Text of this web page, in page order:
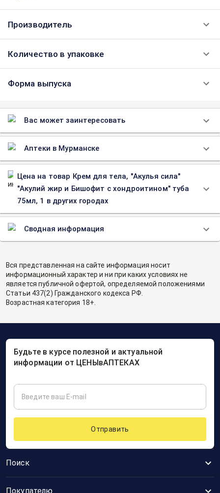
Производитель
Количество в упаковке
Форма выпуска
Вас может заинтересовать
Аптеки в Мурманске
Цена на товар Крем для тела, "Акулья сила"
"Акулий жир и Бишофит с хондроитином" туба
75мл, 1 в других городах
Сводная информация
Вся представленная на сайте информация носит
информационный характер и ни при каких условиях не
является публичной офертой, определяемой положениями
Статьи 437(2) Гражданского кодекса РФ.
Возрастная категория 18+.
Поиск
Покупателю
Будьте в курсе полезной и актуальной
информации от ЦЕНЫвАПТЕКАХ
Отправить